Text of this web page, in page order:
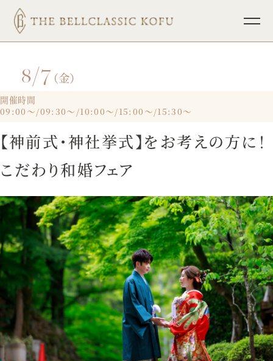
TOP
料理
ドレス
ホスピタリティ
プラン
フォトウェディング
宴会・会議
アクセス
ご参列の皆さまへ
プライバシーポリシー
採用情報
8/7 （金）
開催時間
09:00～/09:30～/10:00～/15:00～/15:30～
【神前式・神社挙式】をお考えの方に！
こだわり和婚フェア